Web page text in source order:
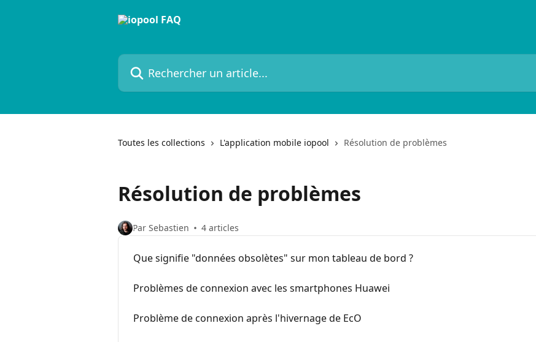
Rechercher un article...
Toutes les collections L'application mobile iopool Résolution de problèmes
Résolution de problèmes
Par Sebastien 4 articles
Que signifie "données obsolètes" sur mon tableau de bord ?
Problèmes de connexion avec les smartphones Huawei
Problème de connexion après l'hivernage de EcO